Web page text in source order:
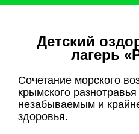
Детский
лагерь
Сочетание морского
крымского
незабываемым и
здоровья.